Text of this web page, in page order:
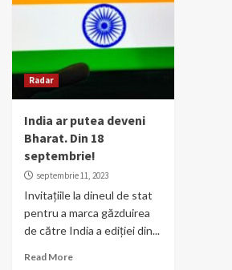
Radar
India ar putea deveni
Bharat. Din 18
septembrie!
septembrie 11, 2023
Invitațiile la dineul de stat
pentru a marca găzduirea
de către India a ediției din...
Read More